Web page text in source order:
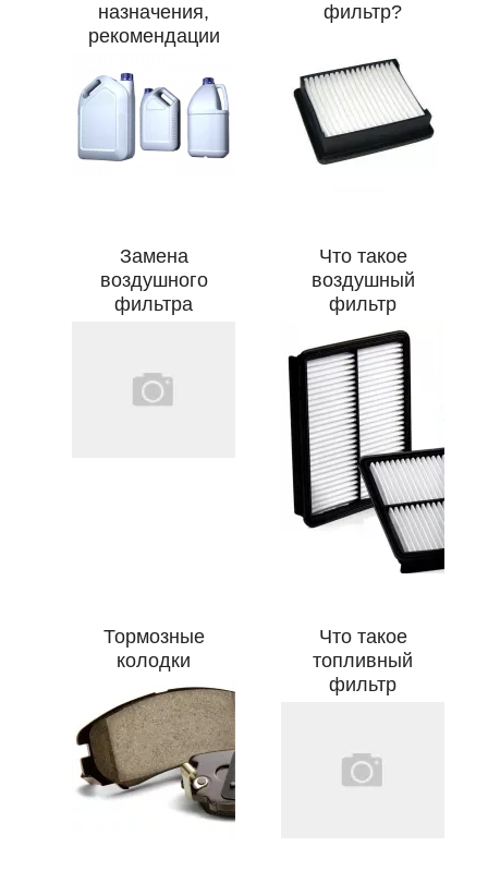
назначения,
рекомендации
фильтр?
Замена
воздушного
фильтра
Что такое
воздушный
фильтр
Тормозные
колодки
Что такое
топливный
фильтр